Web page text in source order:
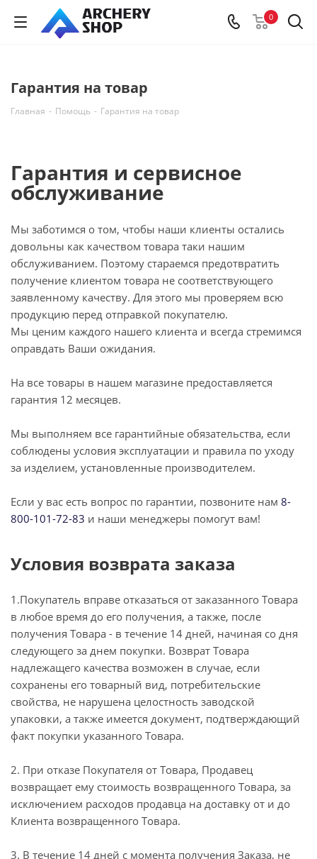
0
Гарантия на товар
Главная - Помощь - Гарантия на товар
Гарантия и сервисное
обслуживание
Мы заботимся о том, чтобы наши клиенты остались
довольны как качеством товара таки нашим
обслуживанием. Поэтому стараемся предотвратить
получение клиентом товара не соответствующего
заявленному качеству. Для этого мы проверяем всю
продукцию перед отправкой покупателю.
Мы ценим каждого нашего клиента и всегда стремимся
оправдать Ваши ожидания.
На все товары в нашем магазине предоставляется
гарантия 12 месяцев.
Мы выполняем все гарантийные обязательства, если
соблюдены условия эксплуатации и правила по уходу
за изделием, установленные производителем.
Если у вас есть вопрос по гарантии, позвоните нам 8-
800-101-72-83 и наши менеджеры помогут вам!
Условия возврата заказа
1.Покупатель вправе отказаться от заказанного Товара
в любое время до его получения, а также, после
получения Товара - в течение 14 дней, начиная со дня
следующего за днем покупки. Возврат Товара
надлежащего качества возможен в случае, если
сохранены его товарный вид, потребительские
свойства, не нарушена целостность заводской
упаковки, а также имеется документ, подтверждающий
факт покупки указанного Товара.
2. При отказе Покупателя от Товара, Продавец
возвращает ему стоимость возвращенного Товара, за
исключением расходов продавца на доставку от и до
Клиента возвращенного Товара.
3. В течение 14 дней с момента получения Заказа, не